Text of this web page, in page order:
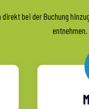
direkt bei der Buchung